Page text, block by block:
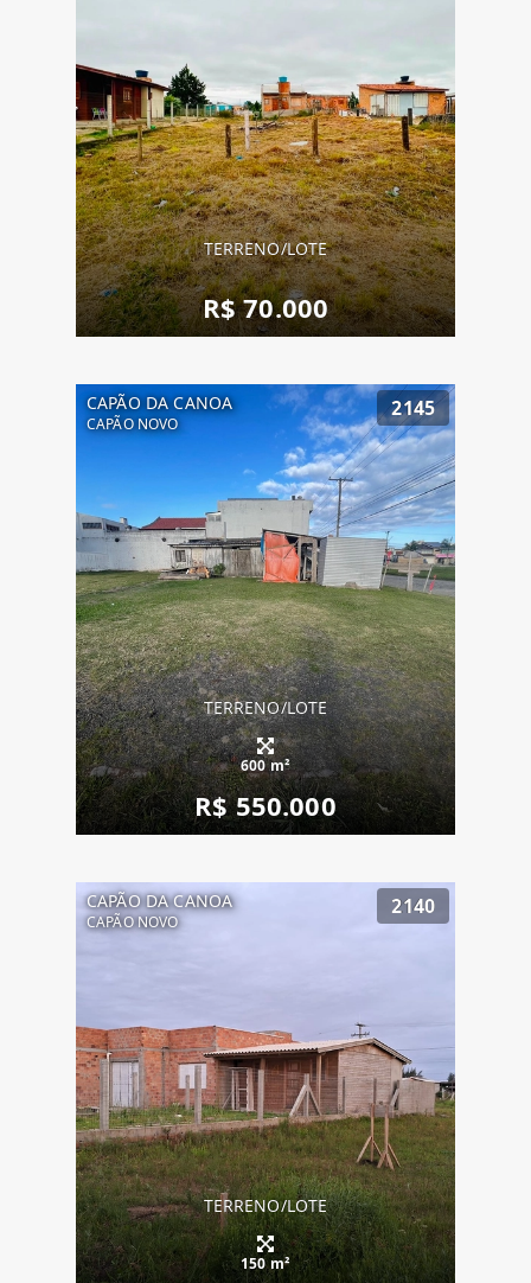
TERRENO/LOTE
R$ 70.000
CAPÃO DA CANOA
CAPÃO NOVO
2145
TERRENO/LOTE
600 m²
R$ 550.000
CAPÃO DA CANOA
CAPÃO NOVO
2140
TERRENO/LOTE
150 m²